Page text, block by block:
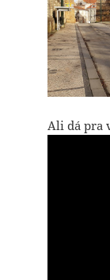
Ali dá pra